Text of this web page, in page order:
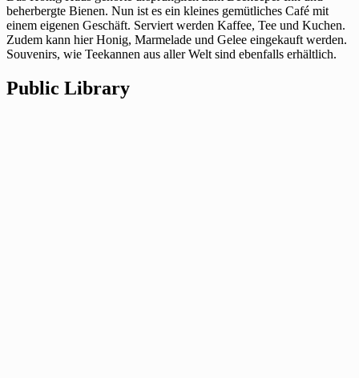
beherbergte Bienen. Nun ist es ein kleines gemütliches Café mit
einem eigenen Geschäft. Serviert werden Kaffee, Tee und Kuchen.
Zudem kann hier Honig, Marmelade und Gelee eingekauft werden.
Souvenirs, wie Teekannen aus aller Welt sind ebenfalls erhältlich.
Public Library